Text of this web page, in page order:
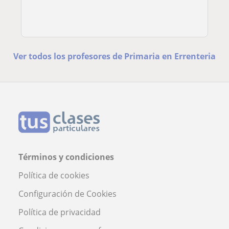
Ver todos los profesores de Primaria en Errenteria
Términos y condiciones
Política de cookies
Configuración de Cookies
Política de privacidad